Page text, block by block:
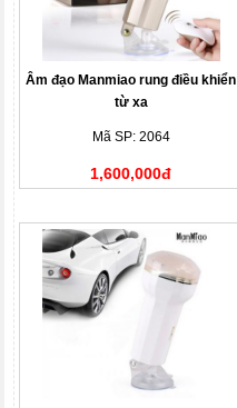
Âm đạo Manmiao rung điều khiển
từ xa
Mã SP: 2064
1,600,000đ